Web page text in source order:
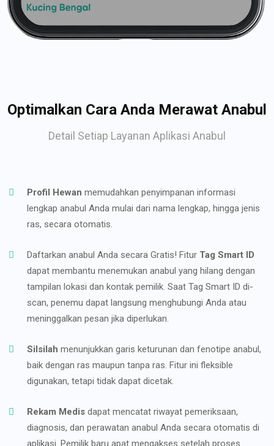
Optimalkan Cara Anda Merawat Anabul
Detail Setiap Layanan Aplikasi Anabul
Profil Hewan memudahkan penyimpanan informasi
lengkap anabul Anda mulai dari nama lengkap, hingga jenis
ras, secara otomatis.
Daftarkan anabul Anda secara Gratis! Fitur Tag Smart ID
dapat membantu menemukan anabul yang hilang dengan
tampilan lokasi dan kontak pemilik. Saat Tag Smart ID di-
scan, penemu dapat langsung menghubungi Anda atau
meninggalkan pesan jika diperlukan.
Silsilah menunjukkan garis keturunan dan fenotipe anabul,
baik dengan ras maupun tanpa ras. Fitur ini fleksible
digunakan, tetapi tidak dapat dicetak.
Rekam Medis dapat mencatat riwayat pemeriksaan,
diagnosis, dan perawatan anabul Anda secara otomatis di
aplikasi. Pemilik baru apat mengakses setelah proses